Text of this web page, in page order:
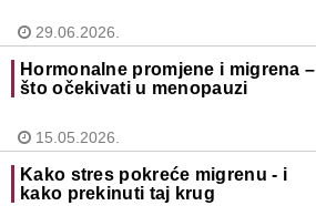
29.06.2026.
Hormonalne promjene i migrena –
što očekivati u menopauzi
15.05.2026.
Kako stres pokreće migrenu - i
kako prekinuti taj krug